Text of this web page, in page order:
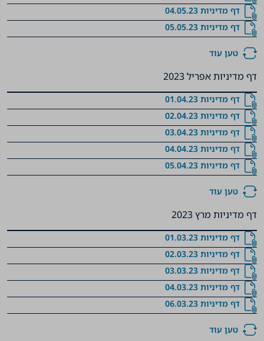
דף מדיניות 04.05.23
דף מדיניות 05.05.23
טען עוד
דף מדיניות אפריל 2023
דף מדיניות 01.04.23
דף מדיניות 02.04.23
דף מדיניות 03.04.23
דף מדיניות 04.04.23
דף מדיניות 05.04.23
טען עוד
דף מדיניות מרץ 2023
דף מדיניות 01.03.23
דף מדיניות 02.03.23
דף מדיניות 03.03.23
דף מדיניות 04.03.23
דף מדיניות 06.03.23
טען עוד